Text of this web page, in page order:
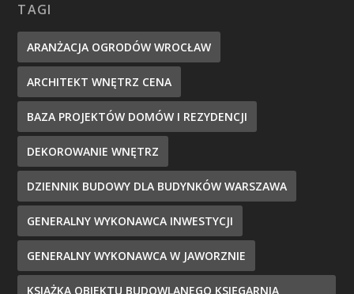
TAGI
ARANŻACJA OGRODÓW WROCŁAW
ARCHITEKT WNĘTRZ CENA
BAZA PROJEKTÓW DOMÓW I REZYDENCJI
DEKOROWANIE WNĘTRZ
DZIENNIK BUDOWY DLA BUDYNKÓW WARSZAWA
GENERALNY WYKONAWCA INWESTYCJI
GENERALNY WYKONAWCA W JAWORZNIE
KSIĄŻKA OBIEKTU BUDOWLANEGO KSIĘGARNIA